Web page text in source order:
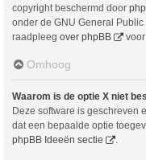
copyright beschermd door
onder de GNU General
raadpleeg over phpBB
Omhoog
Waarom is de optie X niet
Deze software is geschreven
dat een bepaalde optie
phpBB Ideeën sectie
.